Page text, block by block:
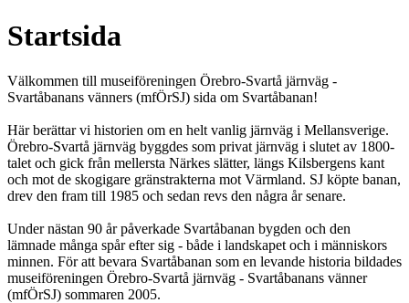
Startsida
Välkommen till museiföreningen Örebro-Svartå järnväg -
Svartåbanans vänners (mfÖrSJ) sida om Svartåbanan!
Här berättar vi historien om en helt vanlig järnväg i Mellansverige.
Örebro-Svartå järnväg byggdes som privat järnväg i slutet av 1800-
talet och gick från mellersta Närkes slätter, längs Kilsbergens kant
och mot de skogigare gränstrakterna mot Värmland. SJ köpte banan,
drev den fram till 1985 och sedan revs den några år senare.
Under nästan 90 år påverkade Svartåbanan bygden och den
lämnade många spår efter sig - både i landskapet och i människors
minnen. För att bevara Svartåbanan som en levande historia bildades
museiföreningen Örebro-Svartå järnväg - Svartåbanans vänner
(mfÖrSJ) sommaren 2005.